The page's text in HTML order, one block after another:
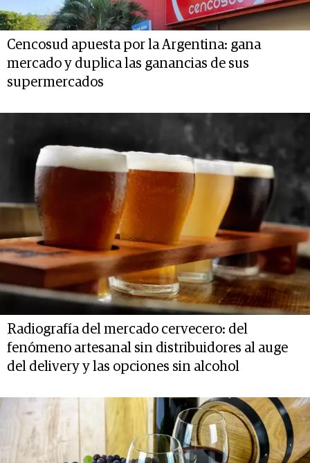
Cencosud apuesta por la Argentina: gana
mercado y duplica las ganancias de sus
supermercados
Radiografía del mercado cervecero: del
fenómeno artesanal sin distribuidores al auge
del delivery y las opciones sin alcohol